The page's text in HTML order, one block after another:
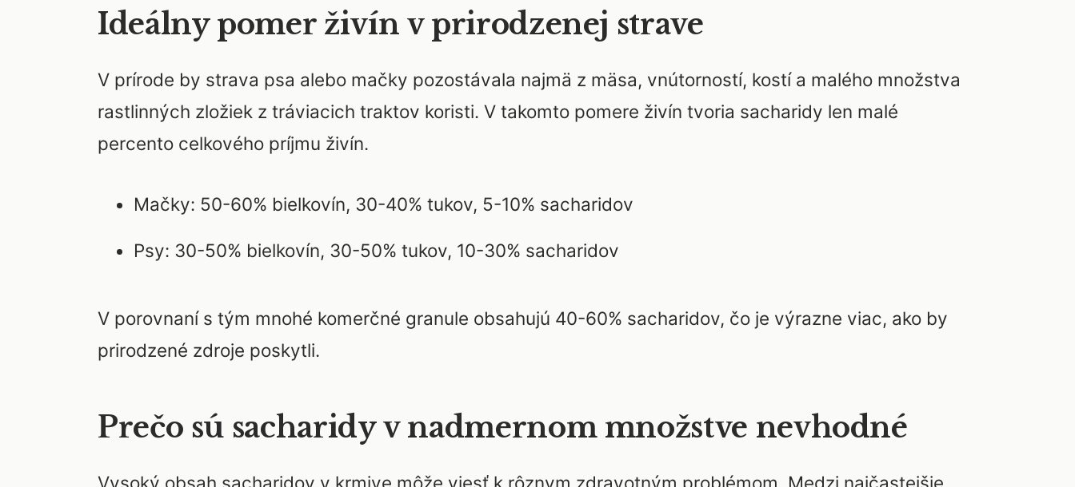
Ideálny pomer živín v prirodzenej strave
V prírode by strava psa alebo mačky pozostávala najmä z mäsa, vnútorností, kostí a malého množstva
rastlinných zložiek z tráviacich traktov koristi. V takomto pomere živín tvoria sacharidy len malé
percento celkového príjmu živín.
Mačky: 50-60% bielkovín, 30-40% tukov, 5-10% sacharidov
Psy: 30-50% bielkovín, 30-50% tukov, 10-30% sacharidov
V porovnaní s tým mnohé komerčné granule obsahujú 40-60% sacharidov, čo je výrazne viac, ako by
prirodzené zdroje poskytli.
Prečo sú sacharidy v nadmernom množstve nevhodné
Vysoký obsah sacharidov v krmive môže viesť k rôznym zdravotným problémom. Medzi najčastejšie